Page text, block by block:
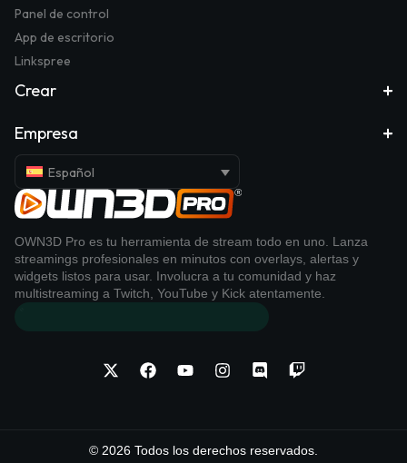
Panel de control
App de escritorio
Linkspree
Crear
Empresa
Español
OWN3D Pro es tu herramienta de stream todo en uno. Lanza
streamings profesionales en minutos con overlays, alertas y
widgets listos para usar. Involucra a tu comunidad y haz
multistreaming a Twitch, YouTube y Kick atentamente.
© 2026 Todos los derechos reservados.